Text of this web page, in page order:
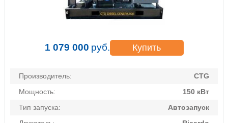
1 079 000 руб. Купить
Производитель:
CTG
Мощность:
150 кВт
Тип запуска:
Автозапуск